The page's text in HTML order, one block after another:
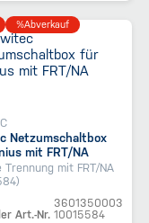
%Abverkauf
Netzumschaltbox
mit FRT/NA
Trennung mit FRT/NA
3601350003
Art.-Nr. 10015584